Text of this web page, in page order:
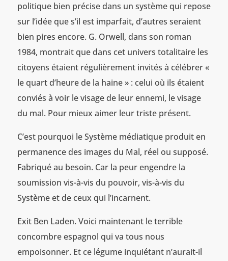
politique bien précise dans un système qui repose
sur l’idée que s’il est imparfait, d’autres seraient
bien pires encore. G. Orwell, dans son roman
1984, montrait que dans cet univers totalitaire les
citoyens étaient régulièrement invités à célébrer «
le quart d’heure de la haine » : celui où ils étaient
conviés à voir le visage de leur ennemi, le visage
du mal. Pour mieux aimer leur triste présent.
C’est pourquoi le Système médiatique produit en
permanence des images du Mal, réel ou supposé.
Fabriqué au besoin. Car la peur engendre la
soumission vis-à-vis du pouvoir, vis-à-vis du
Système et de ceux qui l’incarnent.
Exit Ben Laden. Voici maintenant le terrible
concombre espagnol qui va tous nous
empoisonner. Et ce légume inquiétant n’aurait-il